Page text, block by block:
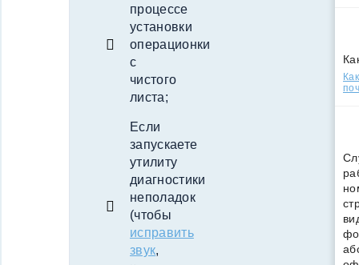
процессе
установки
операционки
с
чистого
листа;
Если
запускаете
утилиту
диагностики
неполадок
(чтобы
исправить
звук,